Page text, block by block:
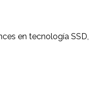
en tecnología SSD,